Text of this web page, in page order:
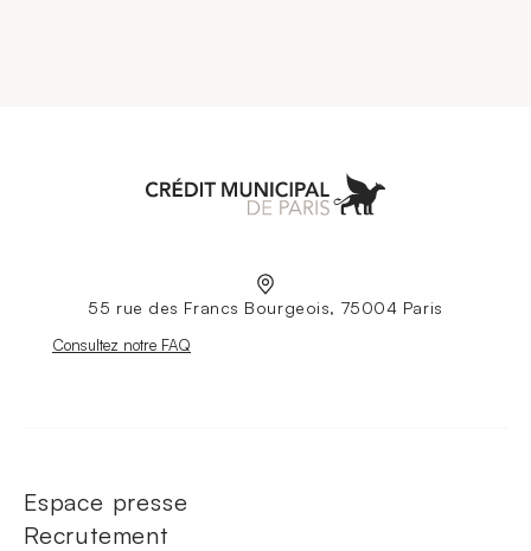
55 rue des Francs Bourgeois, 75004 Paris
Nouvelle fenêtre
Consultez notre FAQ
Espace presse
Recrutement